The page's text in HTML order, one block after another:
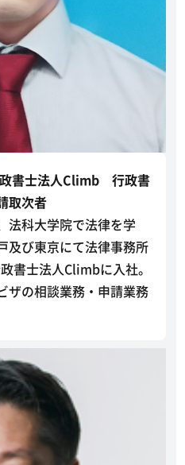
書士法人Climb 行政書
取次者
法科大学院で法律を学
及び東京にて法律事務所
書士法人Climbに入社。
ザの相談業務・申請業務